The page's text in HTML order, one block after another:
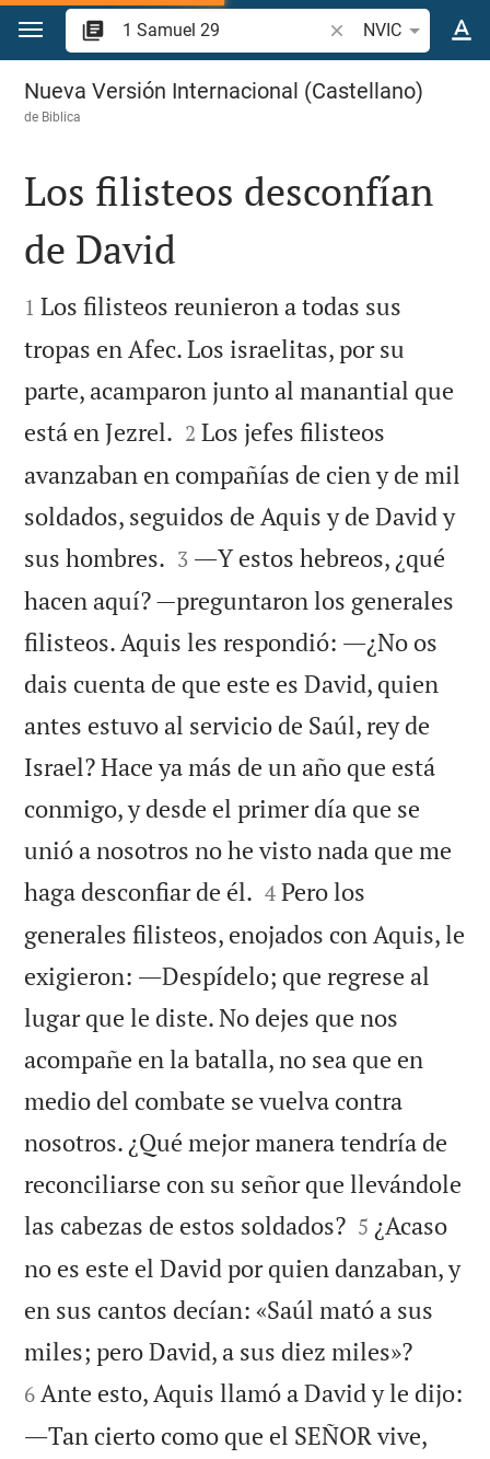
Ir a un contenido
Buscar versículo
NVIC
1 Samuel 29
Nueva Versión Internacional (Castellano)
de Biblica

Los filisteos desconfían
de David

1 Los filisteos reunieron a todas sus
tropas en Afec. Los israelitas, por su
parte, acamparon junto al manantial que
está en Jezrel. 

2 Los jefes filisteos
avanzaban en compañías de cien y de mil
soldados, seguidos de Aquis y de David y
sus hombres. 

3 ―Y estos hebreos, ¿qué
hacen aquí? —preguntaron los generales
filisteos. Aquis les respondió: ―¿No os
dais cuenta de que este es David, quien
antes estuvo al servicio de Saúl, rey de
Israel? Hace ya más de un año que está
conmigo, y desde el primer día que se
unió a nosotros no he visto nada que me
haga desconfiar de él. 

4 Pero los
generales filisteos, enojados con Aquis, le
exigieron: ―Despídelo; que regrese al
lugar que le diste. No dejes que nos
acompañe en la batalla, no sea que en
medio del combate se vuelva contra
nosotros. ¿Qué mejor manera tendría de
reconciliarse con su señor que llevándole
las cabezas de estos soldados?
5 ¿Acaso
no es este el David por quien danzaban, y
en sus cantos decían: «Saúl mató a sus
miles; pero David, a sus diez miles»?
6 Ante esto, Aquis llamó a David y le dijo:
―Tan cierto como que el SEÑOR vive,